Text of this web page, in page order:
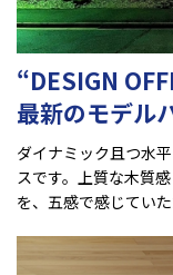
“DESIGN
最新のモデル
ダイナミック且つ水
スです。上質な木質
を、五感で感じていた